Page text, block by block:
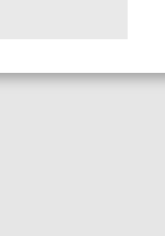
a signé (officiel)